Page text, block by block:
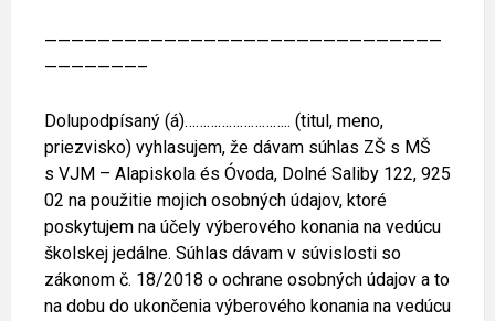
——————————————————————————————
———————–
Dolupodpísaný (á)……………………….. (titul, meno,
priezvisko) vyhlasujem, že dávam súhlas ZŠ s MŠ
s VJM – Alapiskola és Óvoda, Dolné Saliby 122, 925
02 na použitie mojich osobných údajov, ktoré
poskytujem na účely výberového konania na vedúcu
školskej jedálne. Súhlas dávam v súvislosti so
zákonom č. 18/2018 o ochrane osobných údajov a to
na dobu do ukončenia výberového konania na vedúcu